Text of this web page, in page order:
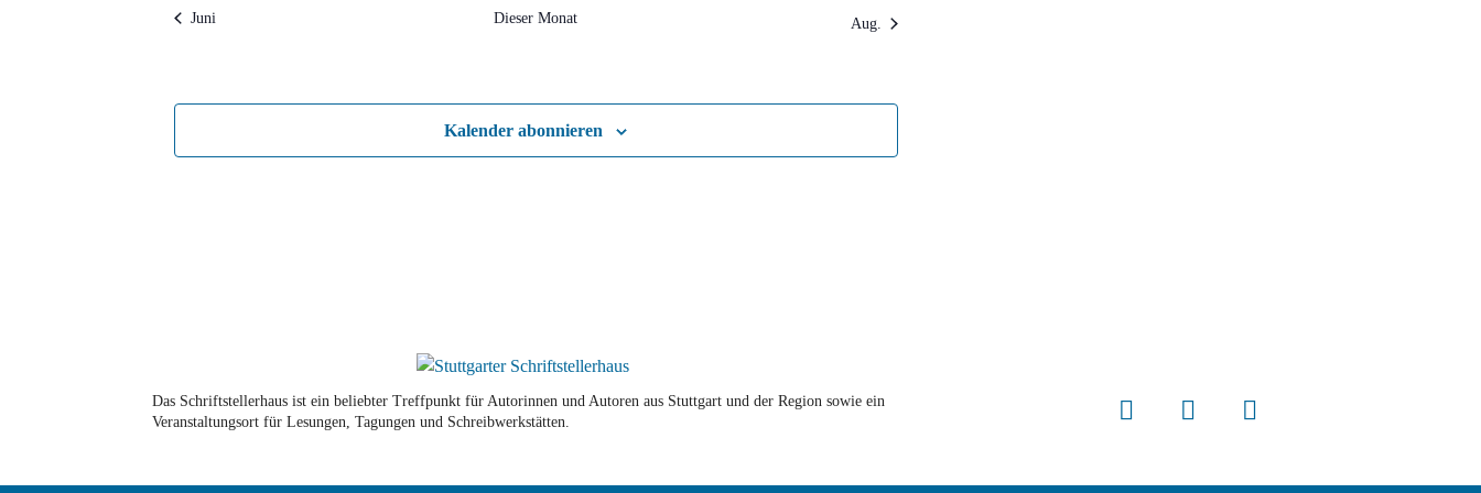
Juni Dieser Monat Aug.
Kalender abonnieren
Das Schriftstellerhaus ist ein beliebter Treffpunkt für Autorinnen und Autoren aus Stuttgart und der Region sowie ein
Veranstaltungsort für Lesungen, Tagungen und Schreibwerkstätten.